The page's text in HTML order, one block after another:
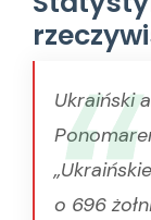
Ukraiński
o 696